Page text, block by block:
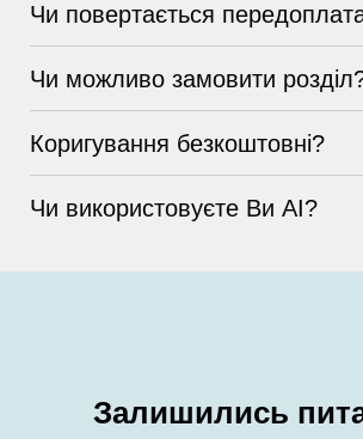
Чи повертається
Чи можливо замовити
Коригування безкоштовні?
Чи використовуєте Ви AI?
Залишились